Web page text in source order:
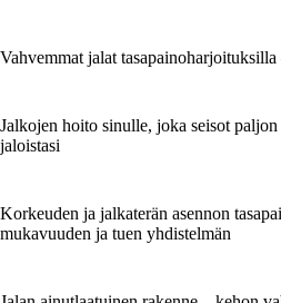
Vahvemmat jalat
Jalkojen hoito sinulle, joka seisot
jaloistasi
Korkeuden ja jalkaterän asennon
mukavuuden ja tuen yhdistelmän